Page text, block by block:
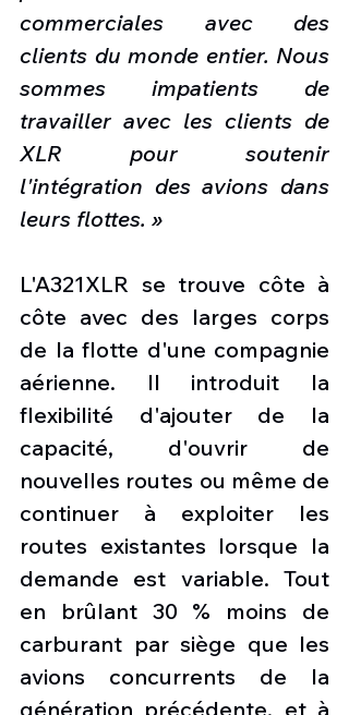
commerciales avec des
clients du monde entier. Nous
sommes impatients de
travailler avec les clients de
XLR pour soutenir
l'intégration des avions dans
leurs flottes. »
L'A321XLR se trouve côte à
côte avec des larges corps
de la flotte d'une compagnie
aérienne. Il introduit la
flexibilité d'ajouter de la
capacité, d'ouvrir de
nouvelles routes ou même de
continuer à exploiter les
routes existantes lorsque la
demande est variable. Tout
en brûlant 30 % moins de
carburant par siège que les
avions concurrents de la
génération précédente, et à